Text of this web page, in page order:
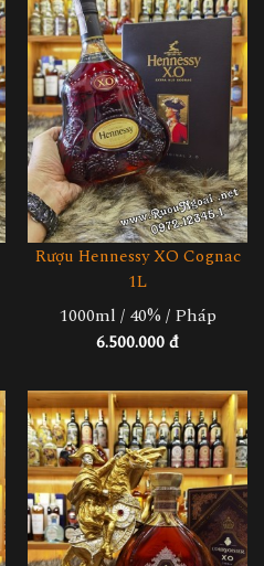
Rượu Hennessy XO Cognac
1L
1000ml / 40% / Pháp
6.500.000 đ